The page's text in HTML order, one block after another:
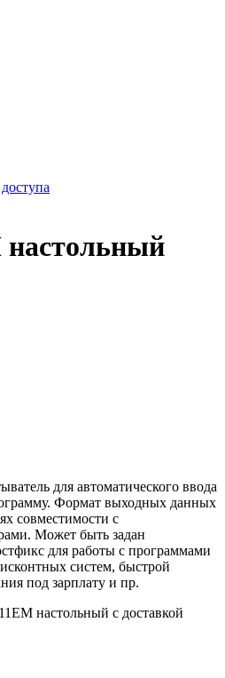
настольный
для автоматического ввода
Формат выходных данных
совместимости с
Может быть задан
для работы с программами
систем, быстрой
под зарплату и пр.
настольный с доставкой